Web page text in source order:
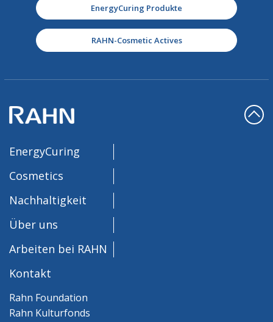
EnergyCuring Produkte
RAHN-Cosmetic Actives
EnergyCuring
Cosmetics
Nachhaltigkeit
Über uns
Arbeiten bei RAHN
Kontakt
Rahn Foundation
Rahn Kulturfonds